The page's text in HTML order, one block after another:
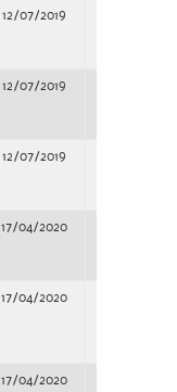
12/07/2019
12/07/2019
12/07/2019
17/04/2020
17/04/2020
17/04/2020